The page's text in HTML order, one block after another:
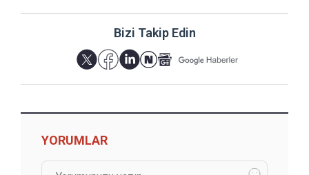
Bizi Takip Edin
YORUMLAR